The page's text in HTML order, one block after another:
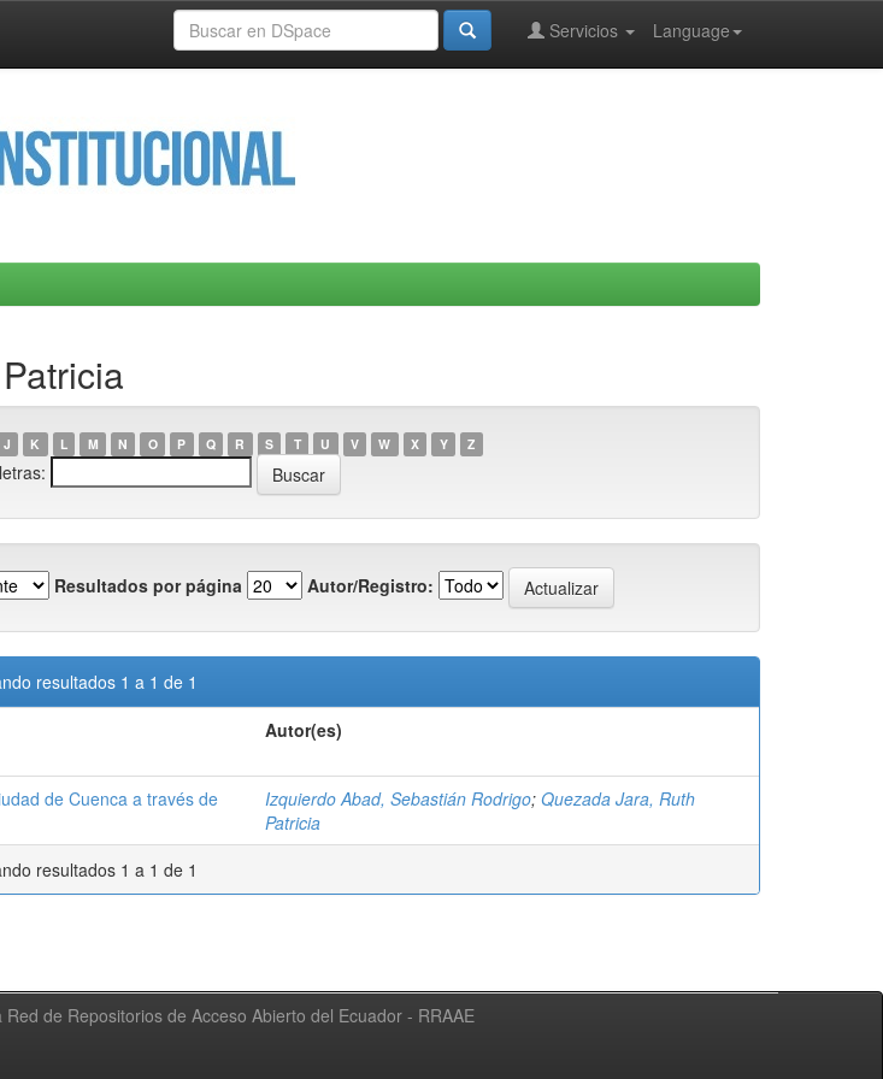
Language
Servicios
J K L M N O P Q R S T U V W X Y Z
Resultados por página Autor/Registro:
resultados 1 a 1 de 1
Autor(es)
de Cuenca a través de
Izquierdo Abad, Sebastián Rodrigo; Quezada Jara, Ruth
Patricia
resultados 1 a 1 de 1
de Repositorios de Acceso Abierto del Ecuador - RRAAE